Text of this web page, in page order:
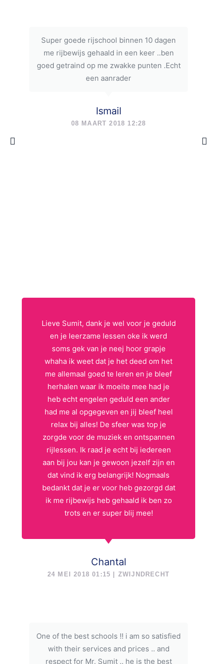
Super goede rijschool binnen 10 dagen
me rijbewijs gehaald in een keer ..ben
goed getraind op me zwakke punten .Echt
een aanrader
Ismail
08 MAART 2018 12:28
Lieve Sumit, dank je wel voor je geduld
en je leerzame lessen oke ik werd
soms gek van je neej hoor grapje
whaha ik weet dat je het deed om het
me allemaal goed te leren en je bleef
herhalen waar ik moeite mee had je
heb echt engelen geduld een ander
had me al opgegeven en jij bleef heel
relax bij alles! De sfeer was top je
zorgde voor de muziek en ontspannen
rijlessen. Ik raad je echt bij iedereen
aan bij jou kan je gewoon jezelf zijn en
dat vind ik erg belangrijk! Nogmaals
bedankt dat je er voor heb gezorgd dat
ik me rijbewijs heb gehaald ik ben zo
trots en er super blij mee!
Chantal
24 MEI 2018 01:15 | ZWIJNDRECHT
One of the best schools !! i am so satisfied
with their services and prices .. and
respect for Mr. Sumit .. he is the best